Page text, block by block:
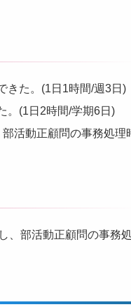
きた。(1日1時間/週3日)
。(1日2時間/学期6日)
活動正顧問の事務処理
、部活動正顧問の事務